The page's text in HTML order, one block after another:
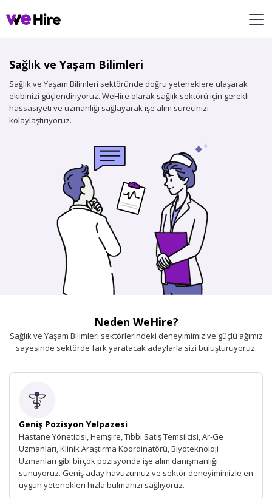
Sağlık ve Yaşam Bilimleri
Sağlık ve Yaşam Bilimleri sektöründe doğru yeteneklere ulaşarak
ekibinizi güçlendiriyoruz. WeHire olarak sağlık sektörü için gerekli
hassasiyeti ve uzmanlığı sağlayarak işe alım sürecinizi
kolaylaştırıyoruz.
Neden WeHire?
Sağlık ve Yaşam Bilimleri sektörlerindeki deneyimimiz ve güçlü ağımız
sayesinde sektörde fark yaratacak adaylarla sizi buluşturuyoruz.
Geniş Pozisyon Yelpazesi
Hastane Yöneticisi, Hemşire, Tıbbi Satış Temsilcisi, Ar-Ge
Uzmanları, Klinik Araştırma Koordinatörü, Biyoteknoloji
Uzmanları gibi birçok pozisyonda işe alım danışmanlığı
sunuyoruz. Geniş aday havuzumuz ve sektör deneyimimizle en
uygun yetenekleri hızla bulmanızı sağlıyoruz.